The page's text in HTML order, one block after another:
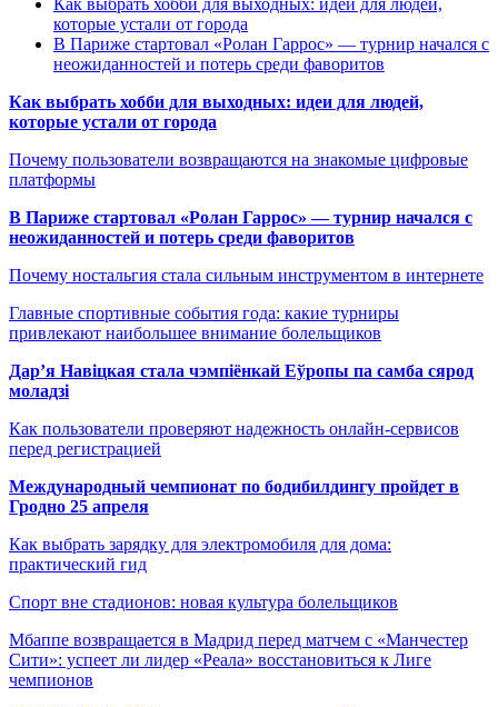
которые устали от города
В Париже стартовал «Ролан Гаррос» — турнир начался с
неожиданностей и потерь среди фаворитов
Как выбрать хобби для выходных: идеи для людей,
которые устали от города
Почему пользователи возвращаются на знакомые цифровые
платформы
В Париже стартовал «Ролан Гаррос» — турнир начался с
неожиданностей и потерь среди фаворитов
Почему ностальгия стала сильным инструментом в интернете
Главные спортивные события года: какие турниры
привлекают наибольшее внимание болельщиков
Дар’я Навіцкая стала чэмпіёнкай Еўропы па самба сярод
моладзі
Как пользователи проверяют надежность онлайн-сервисов
перед регистрацией
Международный чемпионат по бодибилдингу пройдет в
Гродно 25 апреля
Как выбрать зарядку для электромобиля для дома:
практический гид
Спорт вне стадионов: новая культура болельщиков
Мбаппе возвращается в Мадрид перед матчем с «Манчестер
Сити»: успеет ли лидер «Реала» восстановиться к Лиге
чемпионов